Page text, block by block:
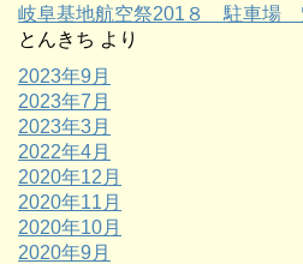
岐阜基地航空祭201８ 駐車場
とんきち より
2023年9月
2023年7月
2023年3月
2022年4月
2020年12月
2020年11月
2020年10月
2020年9月